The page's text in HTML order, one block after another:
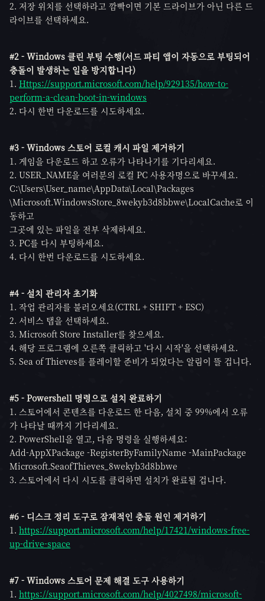
2. 저장 위치를 선택하라고 깜빡이면 기본 드라이브가 아닌 다른 드
라이브를 선택하세요.
#2 - Windows 클린 부팅 수행(서드 파티 앱이 자동으로 부팅되어
충돌이 발생하는 일을 방지합니다)
1. Https://support.microsoft.com/help/929135/how-to-
perform-a-clean-boot-in-windows
2. 다시 한번 다운로드를 시도하세요.
#3 - Windows 스토어 로컬 캐시 파일 제거하기
1. 게임을 다운로드 하고 오류가 나타나기를 기다리세요.
2. USER_NAME을 여러분의 로컬 PC 사용자명으로 바꾸세요.
C:\Users\User_name\AppData\Local\Packages
\Microsoft.WindowsStore_8wekyb3d8bbwe\LocalCache로 이
동하고
그곳에 있는 파일을 전부 삭제하세요.
3. PC를 다시 부팅하세요.
4. 다시 한번 다운로드를 시도하세요.
#4 - 설치 관리자 초기화
1. 작업 관리자를 불러오세요(CTRL + SHIFT + ESC)
2. 서비스 탭을 선택하세요.
3. Microsoft Store Installer를 찾으세요.
4. 해당 프로그램에 오른쪽 클릭하고 '다시 시작'을 선택하세요.
5. Sea of Thieves를 플레이할 준비가 되었다는 알림이 뜰 겁니다.
#5 - Powershell 명령으로 설치 완료하기
1. 스토어에서 콘텐츠를 다운로드 한 다음, 설치 중 99%에서 오류
가 나타날 때까지 기다리세요.
2. PowerShell을 열고, 다음 명령을 실행하세요:
Add-AppXPackage -RegisterByFamilyName -MainPackage
Microsoft.SeaofThieves_8wekyb3d8bbwe
3. 스토어에서 다시 시도를 클릭하면 설치가 완료될 겁니다.
#6 - 디스크 정리 도구로 잠재적인 충돌 원인 제거하기
1. https://support.microsoft.com/help/17421/windows-free-
up-drive-space
#7 - Windows 스토어 문제 해결 도구 사용하기
1. https://support.microsoft.com/help/4027498/microsoft-